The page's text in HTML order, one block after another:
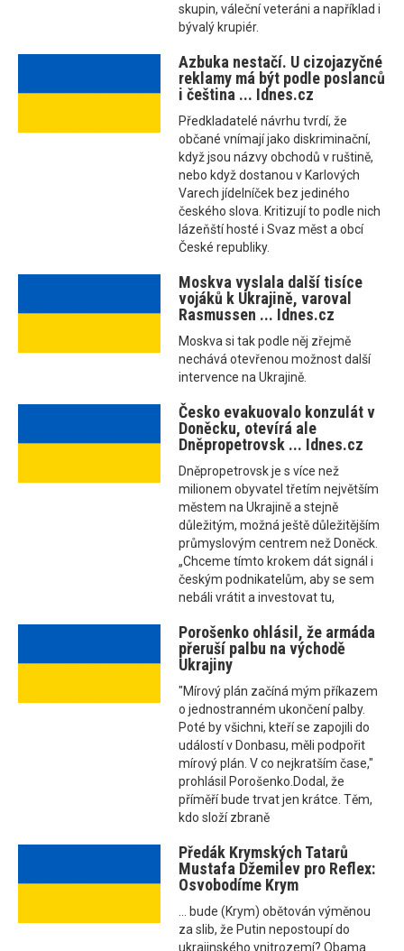
skupin, váleční veteráni a například i
bývalý krupiér.
Azbuka nestačí. U cizojazyčné
reklamy má být podle poslanců
i čeština ... Idnes.cz
Předkladatelé návrhu tvrdí, že
občané vnímají jako diskriminační,
když jsou názvy obchodů v ruštině,
nebo když dostanou v Karlových
Varech jídelníček bez jediného
českého slova. Kritizují to podle nich
lázeňští hosté i Svaz měst a obcí
České republiky.
Moskva vyslala další tisíce
vojáků k Ukrajině, varoval
Rasmussen ... Idnes.cz
Moskva si tak podle něj zřejmě
nechává otevřenou možnost další
intervence na Ukrajině.
Česko evakuovalo konzulát v
Doněcku, otevírá ale
Dněpropetrovsk ... Idnes.cz
Dněpropetrovsk je s více než
milionem obyvatel třetím největším
městem na Ukrajině a stejně
důležitým, možná ještě důležitějším
průmyslovým centrem než Doněck.
„Chceme tímto krokem dát signál i
českým podnikatelům, aby se sem
nebáli vrátit a investovat tu,
Porošenko ohlásil, že armáda
přeruší palbu na východě
Ukrajiny
"Mírový plán začíná mým příkazem
o jednostranném ukončení palby.
Poté by všichni, kteří se zapojili do
událostí v Donbasu, měli podpořit
mírový plán. V co nejkratším čase,"
prohlásil Porošenko.Dodal, že
příměří bude trvat jen krátce. Těm,
kdo složí zbraně
Předák Krymských Tatarů
Mustafa Džemilev pro Reflex:
Osvobodíme Krym
... bude (Krym) obětován výměnou
za slib, že Putin nepostoupí do
ukrajinského vnitrozemí? Obama